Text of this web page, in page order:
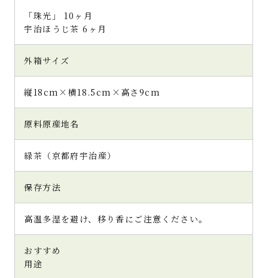
「珠光」 10ヶ月
宇治ほうじ茶 6ヶ月
外箱サイズ
縦18cm×横18.5cm×高さ9cm
原料原産地名
緑茶（京都府宇治産）
保存方法
高温多湿を避け、移り香にご注意ください。
おすすめ
用途